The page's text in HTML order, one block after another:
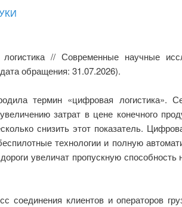
// Современные научные
обращения: 31.07.2026).
термин «цифровая логистика».
затрат в цене конечного
снизить этот показатель.
технологии и полную
увеличат пропускную
соединения клиентов и операторов